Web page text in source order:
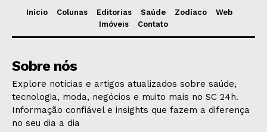
Início Colunas Editorias Saúde Zodíaco
Web
Imóveis
Contato
Sobre nós
Explore notícias e artigos atualizados sobre saúde,
tecnologia, moda, negócios e muito mais no SC 24h.
Informação confiável e insights que fazem a diferença
no seu dia a dia